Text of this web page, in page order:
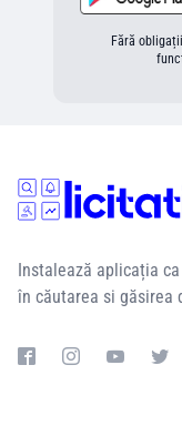
Fără
Instalează aplicația
în căutarea si găsirea